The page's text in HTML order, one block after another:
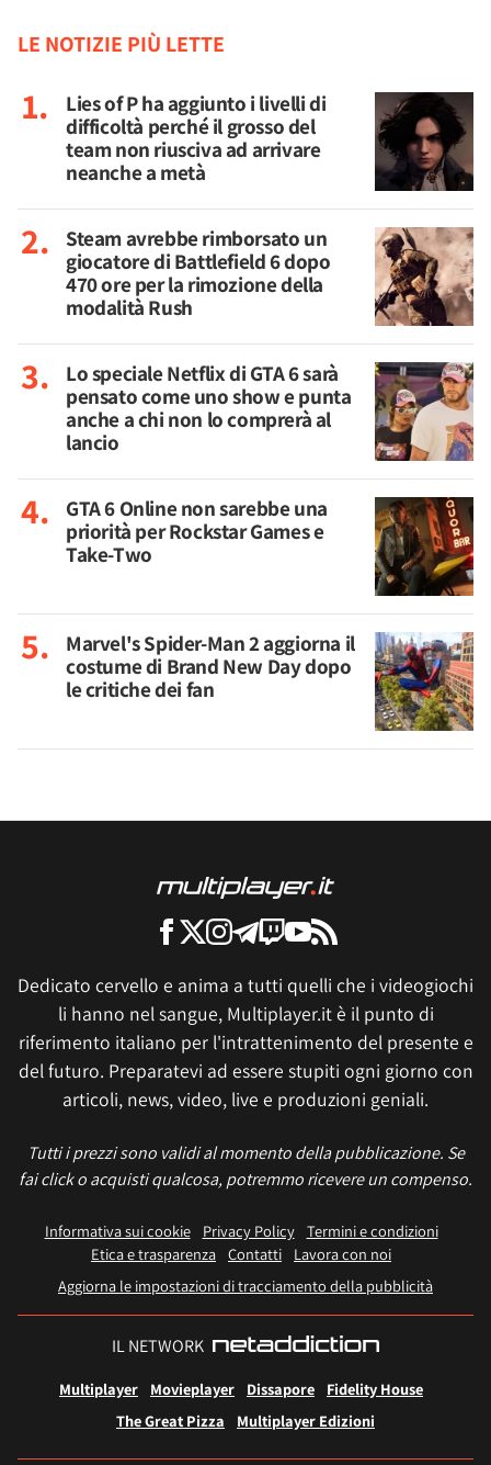
LE NOTIZIE PIÙ LETTE
Lies of P ha aggiunto i livelli di
difficoltà perché il grosso del
team non riusciva ad arrivare
neanche a metà
Steam avrebbe rimborsato un
giocatore di Battlefield 6 dopo
470 ore per la rimozione della
modalità Rush
Lo speciale Netflix di GTA 6 sarà
pensato come uno show e punta
anche a chi non lo comprerà al
lancio
GTA 6 Online non sarebbe una
priorità per Rockstar Games e
Take-Two
Marvel's Spider-Man 2 aggiorna il
costume di Brand New Day dopo
le critiche dei fan
Dedicato cervello e anima a tutti quelli che i videogiochi
li hanno nel sangue, Multiplayer.it è il punto di
riferimento italiano per l'intrattenimento del presente e
del futuro. Preparatevi ad essere stupiti ogni giorno con
articoli, news, video, live e produzioni geniali.
Tutti i prezzi sono validi al momento della pubblicazione. Se
fai click o acquisti qualcosa, potremmo ricevere un compenso.
Informativa sui cookie Privacy Policy
Termini e condizioni
Etica e trasparenza Contatti
Lavora con noi
Aggiorna le impostazioni di tracciamento della pubblicità
IL NETWORK
Multiplayer Movieplayer Dissapore
Fidelity House
The Great Pizza
Multiplayer Edizioni